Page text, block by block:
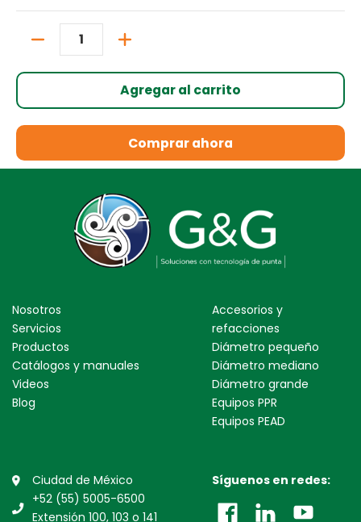
Agregar al carrito
Comprar ahora
Nosotros
Servicios
Productos
Catálogos y manuales
Videos
Blog
Accesorios y
refacciones
Diámetro pequeño
Diámetro mediano
Diámetro grande
Equipos PPR
Equipos PEAD
Ciudad de México
+52 (55) 5005-6500
Extensión 100, 103 o 141
Síguenos en redes: